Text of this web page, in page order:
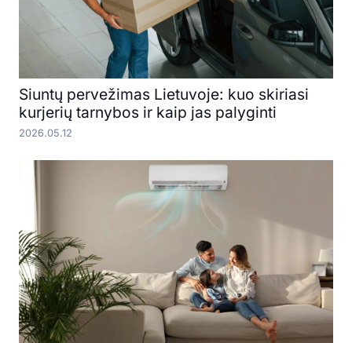
Siuntų pervežimas Lietuvoje: kuo skiriasi
kurjerių tarnybos ir kaip jas palyginti
2026.05.12